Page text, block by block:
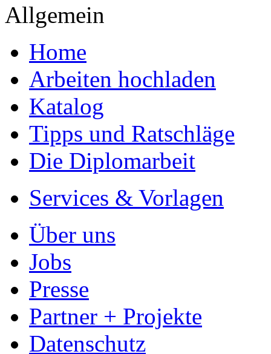
Ihre Arbeit hochladen
Ihre Hausarbeit /
- Publikation als E-Book
- Hohes Honorar auf die
- Für Sie komplett
- Es dauert nur 5 Minuten
- Jede Arbeit findet Leser